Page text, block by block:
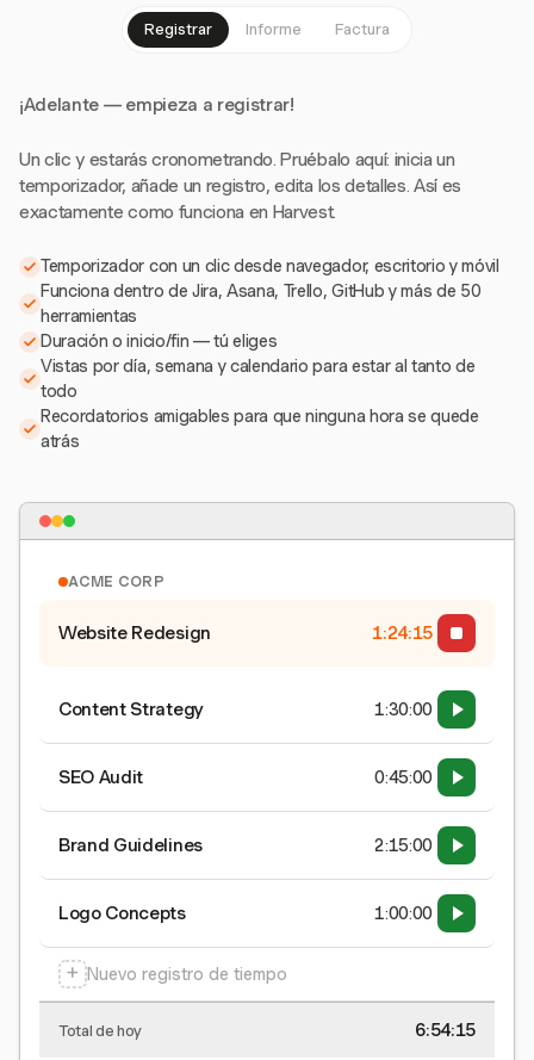
Registrar Informe Factura
¡Adelante — empieza a registrar!
Un clic y estarás cronometrando. Pruébalo aquí: inicia un
temporizador, añade un registro, edita los detalles. Así es
exactamente como funciona en Harvest.
Temporizador con un clic desde navegador, escritorio y móvil
Funciona dentro de Jira, Asana, Trello, GitHub y más de 50
herramientas
Duración o inicio/fin — tú eliges
Vistas por día, semana y calendario para estar al tanto de
todo
Recordatorios amigables para que ninguna hora se quede
atrás
ACME CORP
Website Redesign 1:24:16
Content Strategy 1:30:00
SEO Audit 0:45:00
Brand Guidelines 2:15:00
Logo Concepts 1:00:00
+ Nuevo registro de tiempo
Total de hoy 6:54:16